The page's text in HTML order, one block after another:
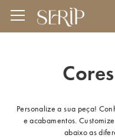
Personalize a sua peça!
e acabamentos.
abaixo as